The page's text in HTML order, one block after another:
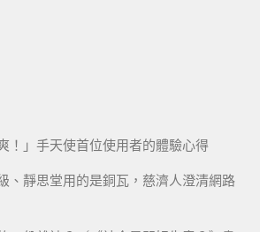
！」手天使首位使用者的體驗心得
、靜思堂用的是銅瓦，慈濟人澄清網路